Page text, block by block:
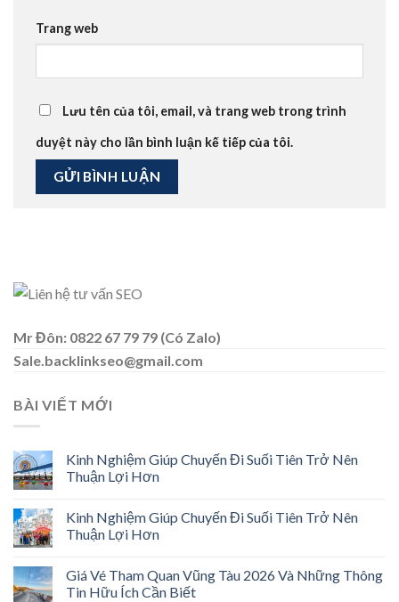
Trang web
Lưu tên của tôi, email, và trang web trong trình
duyệt này cho lần bình luận kế tiếp của tôi.
Mr Đôn: 0822 67 79 79 (Có Zalo)
Sale.backlinkseo@gmail.com
BÀI VIẾT MỚI
Kinh Nghiệm Giúp Chuyến Đi Suối Tiên Trở Nên
Thuận Lợi Hơn
Kinh Nghiệm Giúp Chuyến Đi Suối Tiên Trở Nên
Thuận Lợi Hơn
Giá Vé Tham Quan Vũng Tàu 2026 Và Những Thông
Tin Hữu Ích Cần Biết